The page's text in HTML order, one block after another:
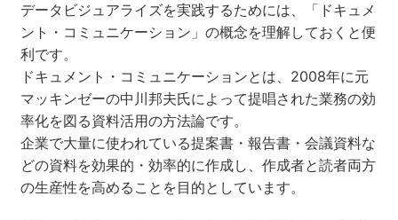
データビジュアライズを実践するためには、「ドキュメ
ント・コミュニケーション」の概念を理解しておくと便
利です。
ドキュメント・コミュニケーションとは、2008年に元
マッキンゼーの中川邦夫氏によって提唱された業務の効
率化を図る資料活用の方法論です。
企業で大量に使われている提案書・報告書・会議資料な
どの資料を効果的・効率的に作成し、作成者と読者両方
の生産性を高めることを目的としています。